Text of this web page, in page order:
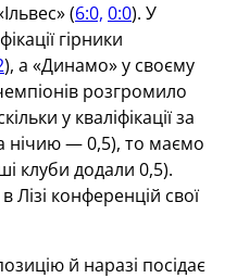
(6:0, 0:0). У
гірники
), а «Динамо» у своєму
розгромило
у кваліфікації за
нічию — 0,5), то маємо
клуби додали 0,5).
Лізі конференцій свої
й наразі посідає